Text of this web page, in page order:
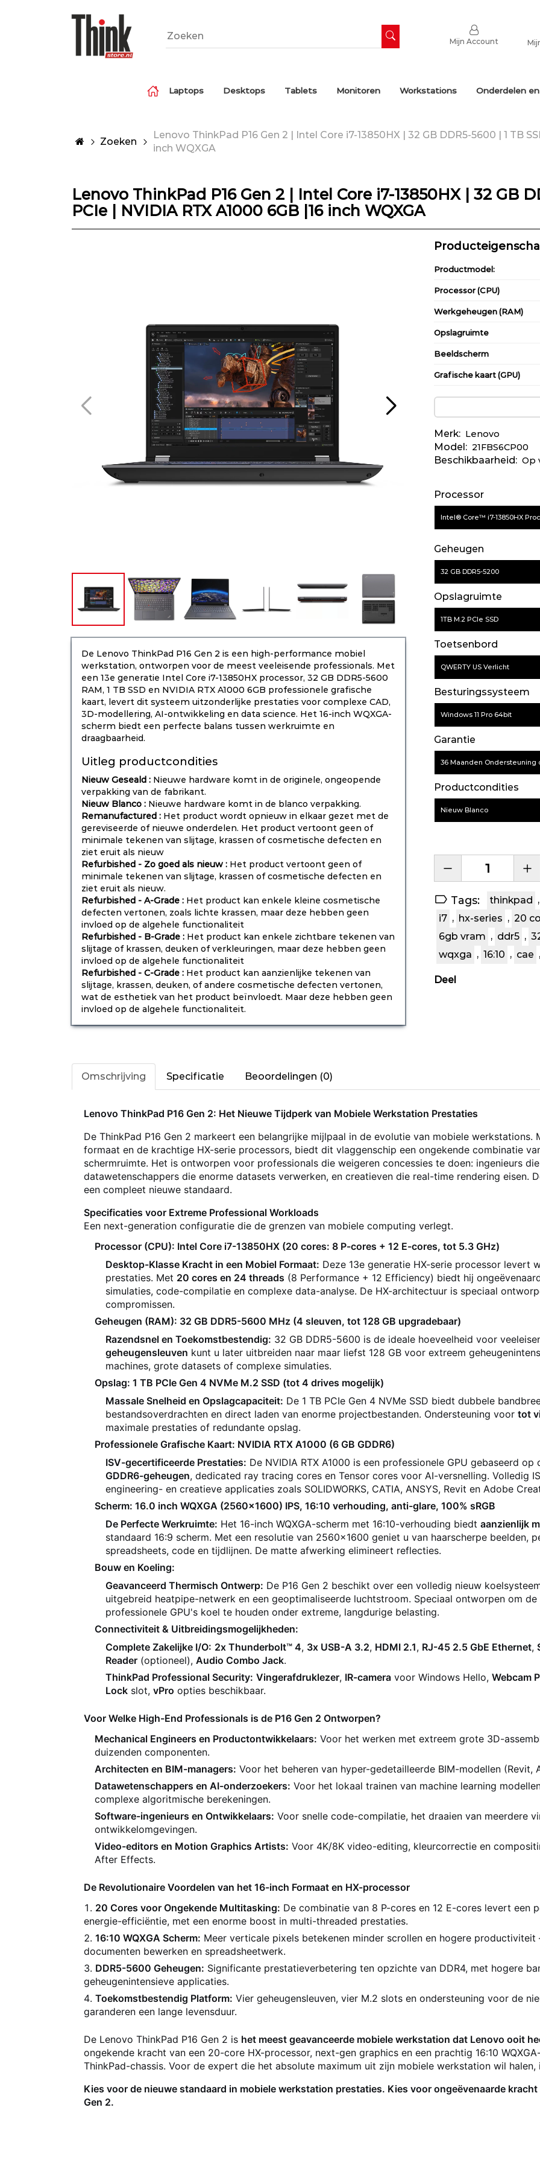
Mijn Account
Laptops Desktops Tablets Monitoren Workstations Onderdelen
Zoeken
Lenovo ThinkPad P16 Gen 2 | Intel Core i7-13850HX | 32 GB DDR5-5600 | 1 TB
inch WQXGA
Lenovo ThinkPad P16 Gen 2 | Intel Core i7-13850HX | 32 GB
PCIe | NVIDIA RTX A1000 6GB |16 inch WQXGA
De Lenovo ThinkPad P16 Gen 2 is een high-performance mobiel
werkstation, ontworpen voor de meest veeleisende professionals. Met
een 13e generatie Intel Core i7-13850HX processor, 32 GB DDR5-5600
RAM, 1 TB SSD en NVIDIA RTX A1000 6GB professionele grafische
kaart, levert dit systeem uitzonderlijke prestaties voor complexe CAD,
3D-modellering, AI-ontwikkeling en data science. Het 16-inch WQXGA-
scherm biedt een perfecte balans tussen werkruimte en
draagbaarheid.
Uitleg productcondities
Nieuw Geseald : Nieuwe hardware komt in de originele, ongeopende
verpakking van de fabrikant.
Nieuw Blanco : Nieuwe hardware komt in de blanco verpakking.
Remanufactured : Het product wordt opnieuw in elkaar gezet met de
gereviseerde of nieuwe onderdelen. Het product vertoont geen of
minimale tekenen van slijtage, krassen of cosmetische defecten en
ziet eruit als nieuw
Refurbished - Zo goed als nieuw : Het product vertoont geen of
minimale tekenen van slijtage, krassen of cosmetische defecten en
ziet eruit als nieuw.
Refurbished - A-Grade : Het product kan enkele kleine cosmetische
defecten vertonen, zoals lichte krassen, maar deze hebben geen
invloed op de algehele functionaliteit
Refurbished - B-Grade : Het product kan enkele zichtbare tekenen van
slijtage of krassen, deuken of verkleuringen, maar deze hebben geen
invloed op de algehele functionaliteit
Refurbished - C-Grade : Het product kan aanzienlijke tekenen van
slijtage, krassen, deuken, of andere cosmetische defecten vertonen,
wat de esthetiek van het product beïnvloedt. Maar deze hebben geen
invloed op de algehele functionaliteit.
Productmodel:
Processor (CPU)
Werkgeheugen (RAM)
Opslagruimte
Beeldscherm
Grafische kaart (GPU)
Toetsenbord
Merk: Lenovo
Model: 21FBS6CP00
Beschikbaarheid: Op
Processor
Intel® Core™ i7-13850HX
Geheugen
32 GB DDR5-5200
Opslagruimte
1TB M.2 PCIe SSD
Toetsenbord
QWERTY US Verlicht
Besturingssysteem
Windows 11 Pro 64bit
Garantie
36 Maanden Ondersteuning
Productcondities
Nieuw Blanco
Tags: thinkpad ,
i7 , hx-series , 20
6gb vram , ddr5 ,
wqxga , 16:10 , cae ,
Deel
Omschrijving Specificatie Beoordelingen (0)
Lenovo ThinkPad P16 Gen 2: Het Nieuwe Tijdperk van Mobiele Werkstation Prestaties
De ThinkPad P16 Gen 2 markeert een belangrijke mijlpaal in de evolutie van mobiele
formaat en de krachtige HX-serie processors, biedt dit vlaggenschip een ongekende combinatie
schermruimte. Het is ontworpen voor professionals die weigeren concessies te doen: ingenieurs
datawetenschappers die enorme datasets verwerken, en creatieven die real-time rendering eisen.
een compleet nieuwe standaard.
Specificaties voor Extreme Professional Workloads
Een next-generation configuratie die de grenzen van mobiele computing verlegt.
Processor (CPU): Intel Core i7-13850HX (20 cores: 8 P-cores + 12 E-cores, tot 5.3 GHz)
Desktop-Klasse Kracht in een Mobiel Formaat: Deze 13e generatie HX-serie processor levert
prestaties. Met 20 cores en 24 threads (8 Performance + 12 Efficiency) biedt hij
simulaties, code-compilatie en complexe data-analyse. De HX-architectuur is speciaal
compromissen.
Geheugen (RAM): 32 GB DDR5-5600 MHz (4 sleuven, tot 128 GB upgradebaar)
Razendsnel en Toekomstbestendig: 32 GB DDR5-5600 is de ideale hoeveelheid voor
geheugensleuven kunt u later uitbreiden naar maar liefst 128 GB voor extreem
machines, grote datasets of complexe simulaties.
Opslag: 1 TB PCIe Gen 4 NVMe M.2 SSD (tot 4 drives mogelijk)
Massale Snelheid en Opslagcapaciteit: De 1 TB PCIe Gen 4 NVMe SSD biedt dubbele
bestandsoverdrachten en direct laden van enorme projectbestanden. Ondersteuning voor tot
maximale prestaties of redundante opslag.
Professionele Grafische Kaart: NVIDIA RTX A1000 (6 GB GDDR6)
ISV-gecertificeerde Prestaties: De NVIDIA RTX A1000 is een professionele GPU gebaseerd
GDDR6-geheugen, dedicated ray tracing cores en Tensor cores voor AI-versnelling. Volledig
engineering- en creatieve applicaties zoals SOLIDWORKS, CATIA, ANSYS, Revit en Adobe
Scherm: 16.0 inch WQXGA (2560x1600) IPS, 16:10 verhouding, anti-glare, 100% sRGB
De Perfecte Werkruimte: Het 16-inch WQXGA-scherm met 16:10-verhouding biedt aanzienlijk
standaard 16:9 scherm. Met een resolutie van 2560x1600 geniet u van haarscherpe beelden,
spreadsheets, code en tijdlijnen. De matte afwerking elimineert reflecties.
Bouw en Koeling:
Geavanceerd Thermisch Ontwerp: De P16 Gen 2 beschikt over een volledig nieuw
uitgebreid heatpipe-netwerk en een geoptimaliseerde luchtstroom. Speciaal ontworpen om
professionele GPU's koel te houden onder extreme, langdurige belasting.
Connectiviteit & Uitbreidingsmogelijkheden:
Complete Zakelijke I/O: 2x Thunderbolt™ 4, 3x USB-A 3.2, HDMI 2.1, RJ-45 2.5 GbE Ethernet,
Reader (optioneel), Audio Combo Jack.
ThinkPad Professional Security: Vingerafdruklezer, IR-camera voor Windows Hello, Webcam
Lock slot, vPro opties beschikbaar.
Voor Welke High-End Professionals is de P16 Gen 2 Ontworpen?
Mechanical Engineers en Productontwikkelaars: Voor het werken met extreem grote 3D-
duizenden componenten.
Architecten en BIM-managers: Voor het beheren van hyper-gedetailleerde BIM-modellen (Revit,
Datawetenschappers en AI-onderzoekers: Voor het lokaal trainen van machine learning
complexe algoritmische berekeningen.
Software-ingenieurs en Ontwikkelaars: Voor snelle code-compilatie, het draaien van meerdere
ontwikkelomgevingen.
Video-editors en Motion Graphics Artists: Voor 4K/8K video-editing, kleurcorrectie en
After Effects.
De Revolutionaire Voordelen van het 16-inch Formaat en HX-processor
20 Cores voor Ongekende Multitasking: De combinatie van 8 P-cores en 12 E-cores levert een
energie-efficiëntie, met een enorme boost in multi-threaded prestaties.
16:10 WQXGA Scherm: Meer verticale pixels betekenen minder scrollen en hogere
documenten bewerken en spreadsheetwerk.
DDR5-5600 Geheugen: Significante prestatieverbetering ten opzichte van DDR4, met hogere
geheugenintensieve applicaties.
Toekomstbestendig Platform: Vier geheugensleuven, vier M.2 slots en ondersteuning voor de
garanderen een lange levensduur.
De Lenovo ThinkPad P16 Gen 2 is het meest geavanceerde mobiele werkstation dat Lenovo ooit
ongekende kracht van een 20-core HX-processor, next-gen graphics en een prachtig 16:10
ThinkPad-chassis. Voor de expert die het absolute maximum uit zijn mobiele werkstation wil halen,
Kies voor de nieuwe standaard in mobiele werkstation prestaties. Kies voor ongeëvenaarde
Gen 2.